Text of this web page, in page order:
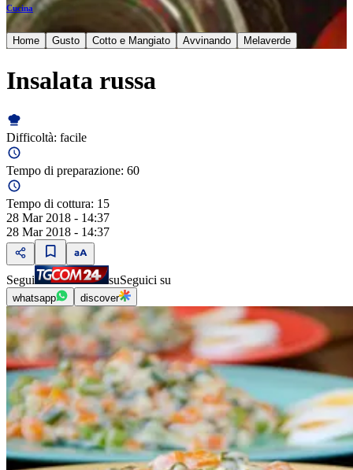
Cucina
Home Gusto Cotto e Mangiato Avvinando Melaverde
Insalata russa
Difficoltà: facile
Tempo di preparazione: 60
Tempo di cottura: 15
28 Mar 2018 - 14:37
28 Mar 2018 - 14:37
Segui suSeguici su
whatsapp discover